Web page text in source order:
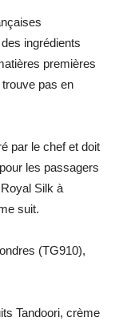
ingrédients
premières
trouve pas en
par le chef et doit
les passagers
Silk à
suit.
(TG910),
Tandoori, crème